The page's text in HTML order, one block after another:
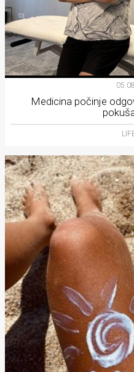
Medicina počinje